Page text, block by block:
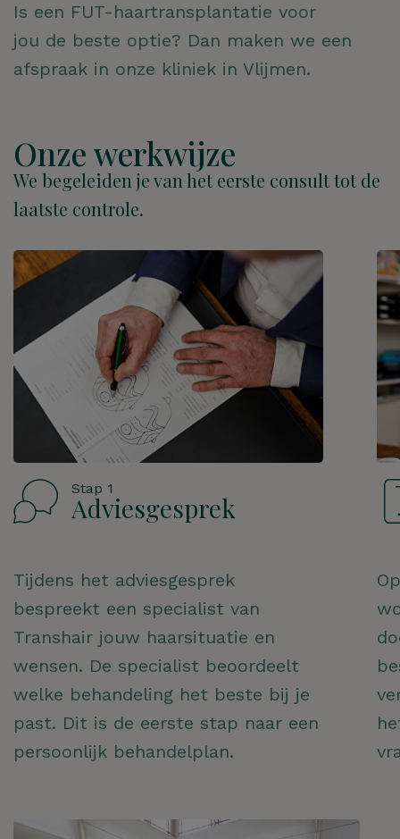
Is een FUT-haartransplantatie voor
jou de beste optie? Dan maken we een
afspraak in onze kliniek in Vlijmen.
Onze werkwijze
We begeleiden je van het eerste consult tot de
laatste controle.
Stap 1
Adviesgesprek
Tijdens het adviesgesprek
bespreekt een specialist van
Transhair jouw haarsituatie en
wensen. De specialist beoordeelt
welke behandeling het beste bij je
past. Dit is de eerste stap naar een
persoonlijk behandelplan.